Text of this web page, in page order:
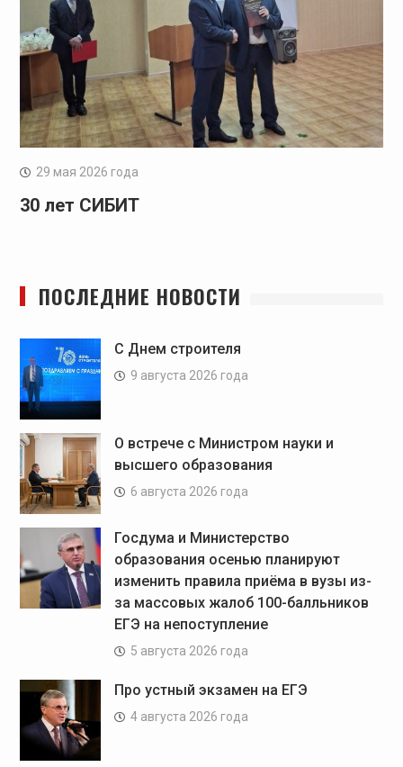
29 мая 2026 года
30 лет СИБИТ
ПОСЛЕДНИЕ НОВОСТИ
C Днем строителя
9 августа 2026 года
О встрече с Министром науки и
высшего образования
6 августа 2026 года
Госдума и Министерство
образования осенью планируют
изменить правила приёма в вузы из-
за массовых жалоб 100-балльников
ЕГЭ на непоступление
5 августа 2026 года
Про устный экзамен на ЕГЭ
4 августа 2026 года